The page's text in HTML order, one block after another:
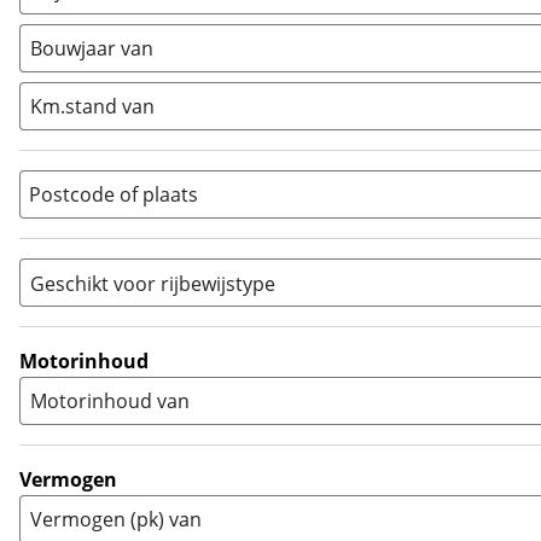
Minibike (0)
Motorscooter
Naked
Overig (0)
Racer ( 0)
Sport (0)
Sport Touring
Supermotard (0)
Supersport
Tourer (1)
Touring Enduro
Trike (0)
Zijspan 0)
Bouwjaar van
Km.stand van
Postcode of plaats
Geschikt voor rijbewijstype
A (1)
A1 (0)
(
Motorinhoud
Motorinhoud van
Vermogen
Vermogen (pk) van